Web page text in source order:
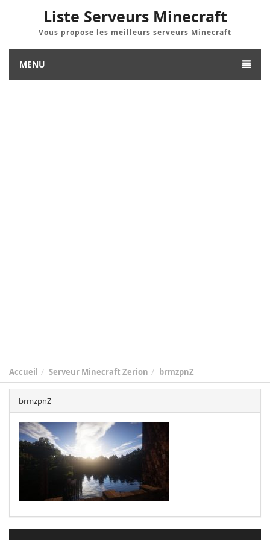
Liste Serveurs Minecraft
Vous propose les meilleurs serveurs Minecraft
MENU
Accueil Serveur Minecraft Zerion brmzpnZ
brmzpnZ